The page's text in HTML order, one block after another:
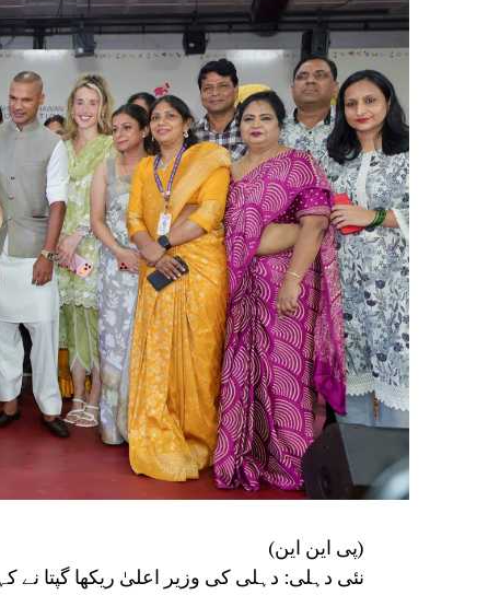
(پی این این)
نئی دہلی: دہلی کی وزیر اعلیٰ ریکھا گپتا